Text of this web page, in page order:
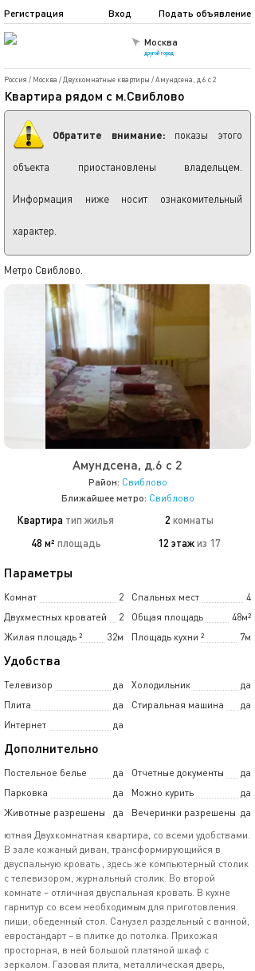
Москва
другой город
Подать объявление
Регистрация Вход
Россия / Москва / Двухкомнатные квартиры /Амундсена, д.6 с 2
Квартира рядом с м.Свиблово
Обратите внимание: показы этого
объекта приостановлены владельцем.
Информация ниже носит ознакомительный
характер.
Метро Свиблово.
Амундсена, д.6 с 2
Район: Свиблово
Ближайшее метро: Свиблово
Квартира тип жилья 2 комнаты
48 м² площадь 12 этажиз 17
Параметры
Комнат 2 Спальных мест
4
Двухместных кроватей
2 Общая площадь
48м²
Жилая площадь
32м
² Площадь кухни 7м
²
Удобства
Телевизор да Холодильник
да
Плита
да Стиральная машина
да
Интернет
да
Дополнительно
Постельное белье да Отчетные документы
да
Парковка
да Можно курить
да
Животные разрешены
да Вечеринки разрешены да
ютная Двухкомнатная квартира, со всеми удобствами.
В зале кожаный диван, трансформирующийся в
двуспальную кровать , здесь же компьютерный столик
с телевизором, журнальный столик. Во второй
комнате – отличная двуспальная кровать. В кухне
гарнитур со всем необходимым для приготовления
пиши, обеденный стол. Санузел раздельный с ванной,
евростандарт – в плитке до потолка. Прихожая
просторная, в ней большой платяной шкаф с
зеркалом. Газовая плита, металлическая дверь,